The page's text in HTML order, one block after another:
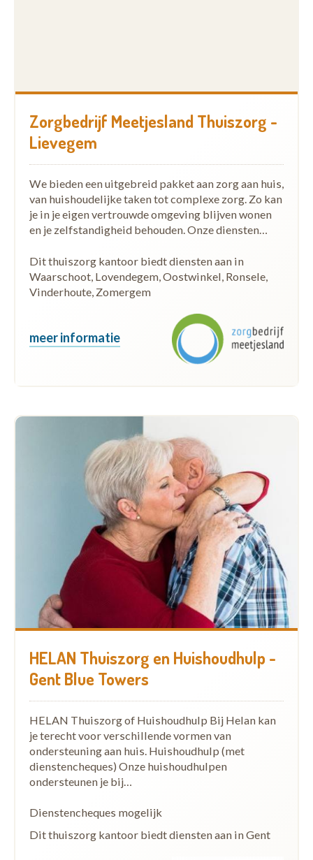
Zorgbedrijf Meetjesland Thuiszorg -
Lievegem
We bieden een uitgebreid pakket aan zorg aan huis,
van huishoudelijke taken tot complexe zorg. Zo kan
je in je eigen vertrouwde omgeving blijven wonen
en je zelfstandigheid behouden. Onze diensten…
Dit thuiszorg kantoor biedt diensten aan in
Waarschoot, Lovendegem, Oostwinkel, Ronsele,
Vinderhoute, Zomergem
meer informatie
HELAN Thuiszorg en Huishoudhulp -
Gent Blue Towers
HELAN Thuiszorg of Huishoudhulp Bij Helan kan
je terecht voor verschillende vormen van
ondersteuning aan huis. Huishoudhulp (met
dienstencheques) Onze huishoudhulpen
ondersteunen je bij…
Dienstencheques mogelijk
Dit thuiszorg kantoor biedt diensten aan in Gent